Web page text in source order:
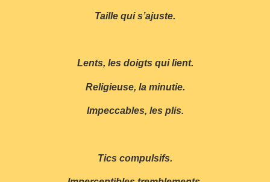
Taille qui s’ajuste.
Lents, les doigts qui lient.
Religieuse, la minutie.
Impeccables, les plis.
Tics compulsifs.